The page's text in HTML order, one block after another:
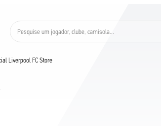
Pesquise um jogador, clube, camisola...
Liverpool FC Store